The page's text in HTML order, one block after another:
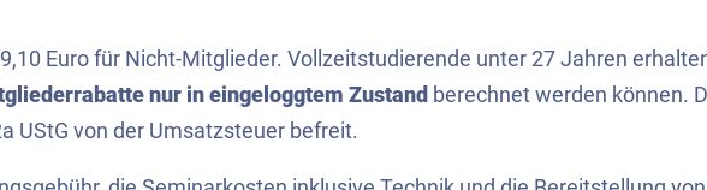
Euro für Nicht-Mitglieder. Vollzeitstudierende unter 27 Jahren
nur in eingeloggtem Zustand berechnet werden können.
UStG von der Umsatzsteuer befreit.